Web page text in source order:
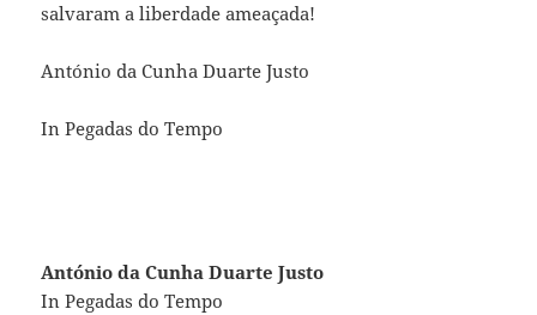
salvaram a liberdade ameaçada!
António da Cunha Duarte Justo
In Pegadas do Tempo
António da Cunha Duarte Justo
In Pegadas do Tempo